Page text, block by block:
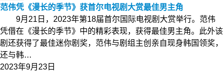
范伟凭《漫长的季节》获首尔电视剧大赏最佳男主角
9月21日，2023年第18届首尔国际电视剧大赏举行。范伟
凭借在《漫长的季节》中的精彩表现，获得最佳男主角。此外该
剧还获得了最佳迷你剧奖，范伟与剧组主创亲自现身韩国领奖，
还与韩…
2023年9月23日